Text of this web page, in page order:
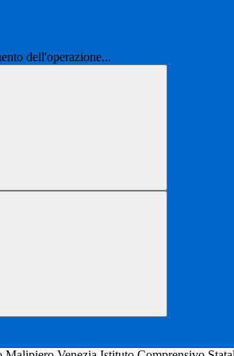
dell'operazione...